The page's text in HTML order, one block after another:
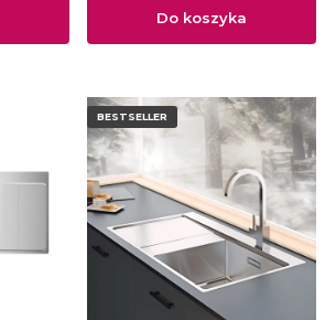
Do koszyka
BESTSELLER